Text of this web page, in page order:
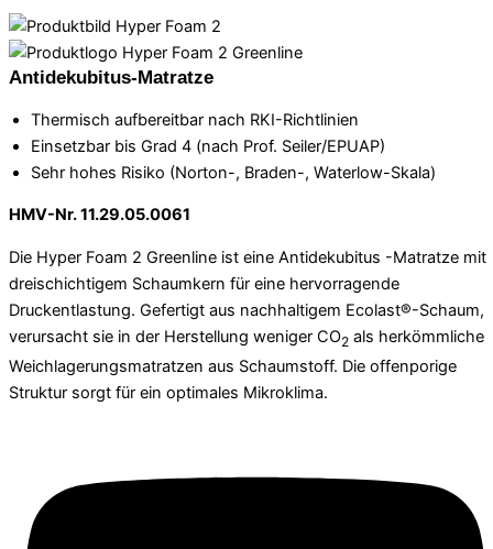
Antidekubitus-Matratze
Thermisch aufbereitbar nach RKI-Richtlinien
Einsetzbar bis Grad 4 (nach Prof. Seiler/EPUAP)
Sehr hohes Risiko (Norton-, Braden-, Waterlow-Skala)
HMV-Nr. 11.29.05.0061
Die Hyper Foam 2 Greenline ist eine Antidekubitus -Matratze mit
dreischichtigem Schaumkern für eine hervorragende
Druckentlastung. Gefertigt aus nachhaltigem Ecolast®-Schaum,
verursacht sie in der Herstellung weniger CO2 als herkömmliche
Weichlagerungs­matratzen aus Schaumstoff. Die offenporige
Struktur sorgt für ein optimales Mikroklima.